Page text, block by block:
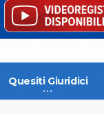
Quesiti Giuridici